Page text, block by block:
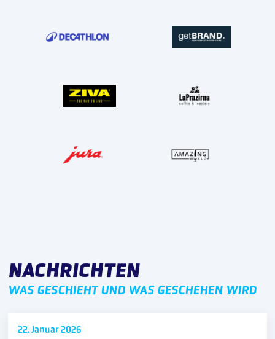
NACHRICHTEN
WAS GESCHIEHT UND WAS GESCHEHEN WIRD
22. Januar2026